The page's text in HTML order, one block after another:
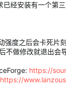
已经安装有一个第
强度之后会卡死片
不做修改就退出会
https://
https://